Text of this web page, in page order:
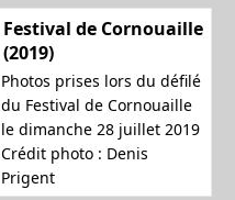
Festival de Cornouaille
(2019)
Photos prises lors du défilé
du Festival de Cornouaille
le dimanche 28 juillet 2019
Crédit photo : Denis
Prigent